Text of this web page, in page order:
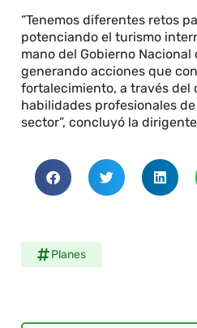
“Tenemos diferentes retos
potenciando el turismo
mano del Gobierno
generando acciones que
fortalecimiento, a través del
habilidades profesionales
sector”, concluyó la
Planes